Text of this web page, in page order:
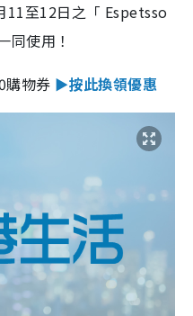
11至12日之「 Espetsso
同使用！
購物券 ►按此換領優惠